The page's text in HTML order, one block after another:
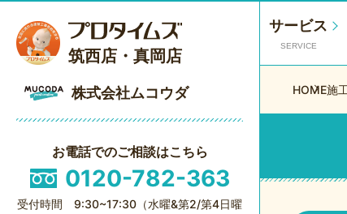
筑西店・真岡店
株式会社ムコウダ
お電話でのご相談はこちら
0120-782-363
受付時間 9:30~17:30（水曜&第2/第4日曜
サービス
SERVICE
HOME施